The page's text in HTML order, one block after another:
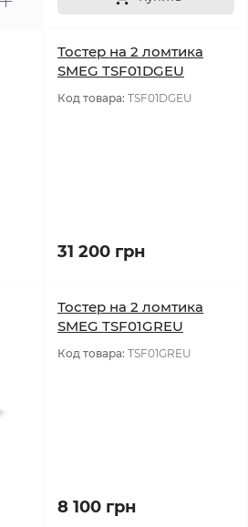
Тостер на 2 ломтика
SMEG TSF01DGEU
Код товара: TSF01DGEU
31 200 грн
Тостер на 2 ломтика
SMEG TSF01GREU
Код товара: TSF01GREU
8 100 грн